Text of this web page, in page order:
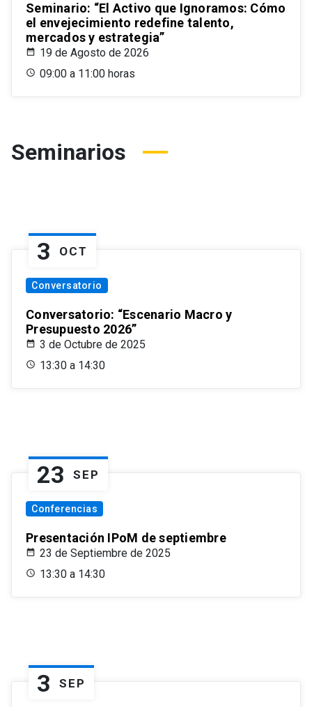
Seminario: “El Activo que Ignoramos: Cómo
el envejecimiento redefine talento,
mercados y estrategia”
19 de Agosto de 2026
09:00 a 11:00 horas
Seminarios
3 OCT
Conversatorio
Conversatorio: “Escenario Macro y
Presupuesto 2026”
3 de Octubre de 2025
13:30 a 14:30
23 SEP
Conferencias
Presentación IPoM de septiembre
23 de Septiembre de 2025
13:30 a 14:30
3 SEP